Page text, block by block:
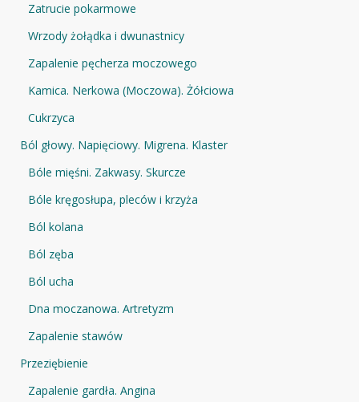
Zatrucie pokarmowe
Wrzody żołądka i dwunastnicy
Zapalenie pęcherza moczowego
Kamica. Nerkowa (Moczowa). Żółciowa
Cukrzyca
Ból głowy. Napięciowy. Migrena. Klaster
Bóle mięśni. Zakwasy. Skurcze
Bóle kręgosłupa, pleców i krzyża
Ból kolana
Ból zęba
Ból ucha
Dna moczanowa. Artretyzm
Zapalenie stawów
Przeziębienie
Zapalenie gardła. Angina